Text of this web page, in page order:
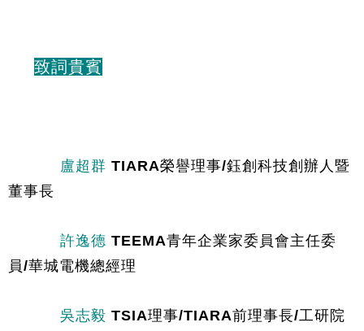
致詞貴賓
盧超群 TIARA榮譽理事/鈺創科技創辦人暨
董事長
許逸德 TEEMA青年企業家委員會主任委
員/華城電機總經理
吳志毅 TSIA理事/TIARA前理事長/工研院